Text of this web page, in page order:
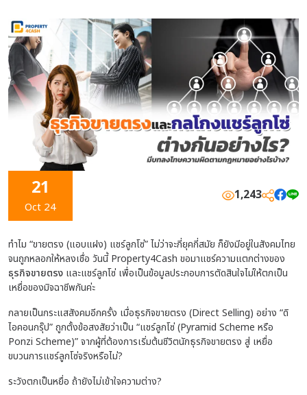
21
Oct 24
1,243
ทำไม “ขายตรง (แอบแฝง) แชร์ลูกโซ่” ไม่ว่าจะกี่ยุคกี่สมัย ก็ยังมีอยู่ในสังคมไทย
จนถูกหลอกให้หลงเชื่อ วันนี้ Property4Cash ขอมาแชร์ความแตกต่างของ
ธุรกิจขายตรง และแชร์ลูกโซ่ เพื่อเป็นข้อมูลประกอบการตัดสินใจไม่ให้ตกเป็น
เหยื่อของมิจฉาชีพกันค่ะ
กลายเป็นกระแสสังคมอีกครั้ง เมื่อธุรกิจขายตรง (Direct Selling) อย่าง “ดิ
ไอคอนกรุ๊ป” ถูกตั้งข้อสงสัยว่าเป็น “แชร์ลูกโซ่ (Pyramid Scheme หรือ
Ponzi Scheme)” จากผู้ที่ต้องการเริ่มต้นชีวิตนักธุรกิจขายตรง สู่ เหยื่อ
ขบวนการแชร์ลูกโซ่จริงหรือไม่?
ระวังตกเป็นหยื่อ ถ้ายังไม่เข้าใจความต่าง?